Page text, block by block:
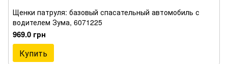
Щенки патруля: базовый спасательный автомобиль с
водителем Зума, 6071225
969.0 грн
Купить